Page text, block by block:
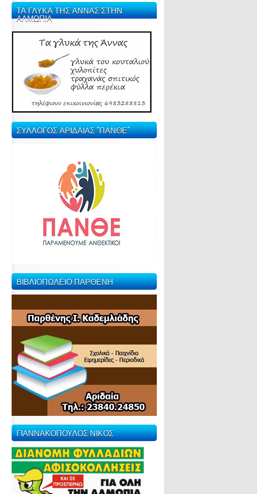
ΤΑ ΓΛΥΚΑ ΤΗΣ ΑΝΝΑΣ ΣΤΗΝ
ΑΛΜΩΠΙΑ
ΣΥΛΛΟΓΟΣ ΑΡΙΔΑΙΑΣ "ΠΑΝΘΕ"
ΒΙΒΛΙΟΠΩΛΕΙΟ ΠΑΡΘΕΝΗ
ΓΙΑΝΝΑΚΟΠΟΥΛΟΣ ΝΙΚΟΣ